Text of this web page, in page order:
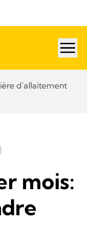
d'allaitement
mois: